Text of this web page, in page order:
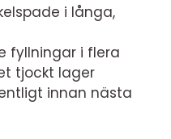
i långa,
fyllningar i flera
tjockt lager
innan nästa